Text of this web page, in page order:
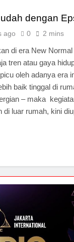
dengan
ago 0 2 mins
di era New
tren atau gaya
oleh adanya era
baik tinggal di
– maka
di luar rumah, kini